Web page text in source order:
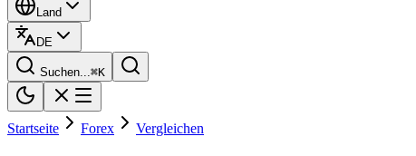
Land
DE
Suchen...⌘K
Startseite Forex Vergleichen